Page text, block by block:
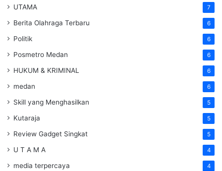
UTAMA 7
Berita Olahraga Terbaru 6
Politik 6
Posmetro Medan 6
HUKUM & KRIMINAL 6
medan 6
Skill yang Menghasilkan 5
Kutaraja 5
Review Gadget Singkat 5
U T A M A 4
media terpercaya 4